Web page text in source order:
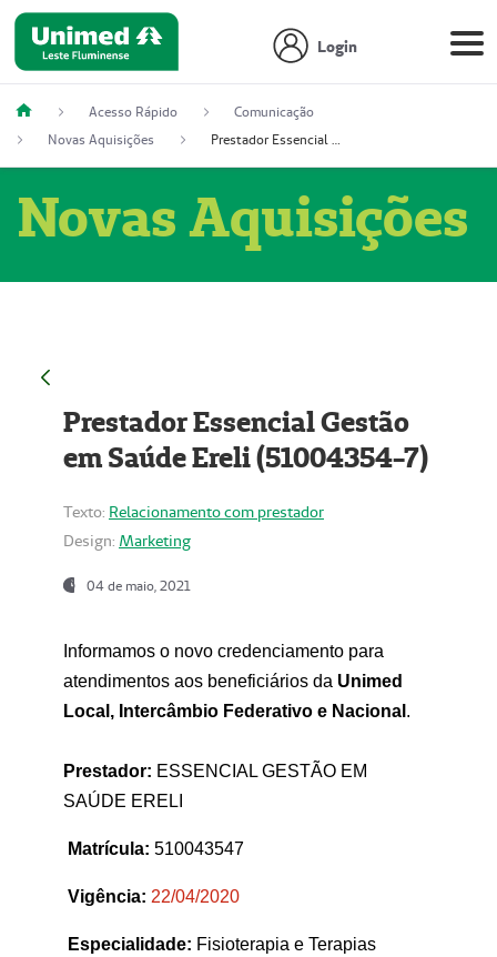
Login
Acesso Rápido
Comunicação
Novas Aquisições
Prestador Essencial Gestão em Saúde Ereli (51004354-7)
Novas Aquisições
Prestador Essencial Gestão
em Saúde Ereli (51004354-7)
Texto: Relacionamento com prestador
Design: Marketing
04 de maio, 2021
Informamos o novo credenciamento para
atendimentos aos beneficiários da Unimed
Local, Intercâmbio Federativo e Nacional .
Prestador: ESSENCIAL GESTÃO EM
SAÚDE ERELI
Matrícula: 510043547
Vigência: 22/04/2020
Especialidade: Fisioterapia e Terapias